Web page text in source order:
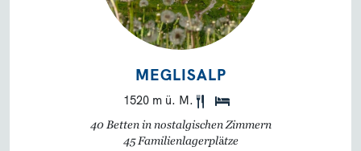
MEGLISALP
1520 m ü. M.
40 Betten in nostalgischen Zimmern
45 Familienlagerplätze